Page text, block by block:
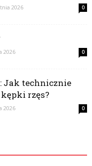
2026 0
2026 0
Jak technicznie
rzęs?
2026 0